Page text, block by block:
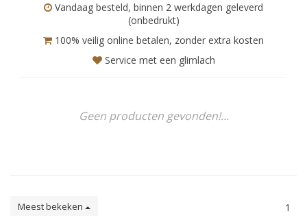
Vandaag besteld, binnen 2 werkdagen geleverd
(onbedrukt)
100% veilig online betalen, zonder extra kosten
Service met een glimlach
Geen producten gevonden!...
Meest bekeken 1